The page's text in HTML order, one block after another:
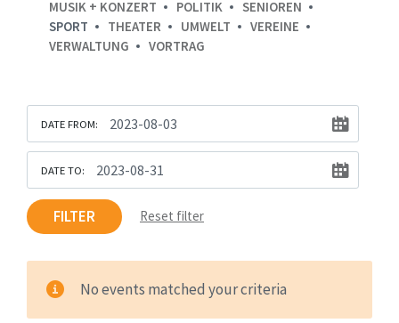
MUSIK + KONZERT
POLITIK
SENIOREN
SPORT
THEATER UMWELT
VEREINE
VERWALTUNG
VORTRAG
DATE FROM:
DATE TO:
FILTER Reset filter
No events matched your criteria